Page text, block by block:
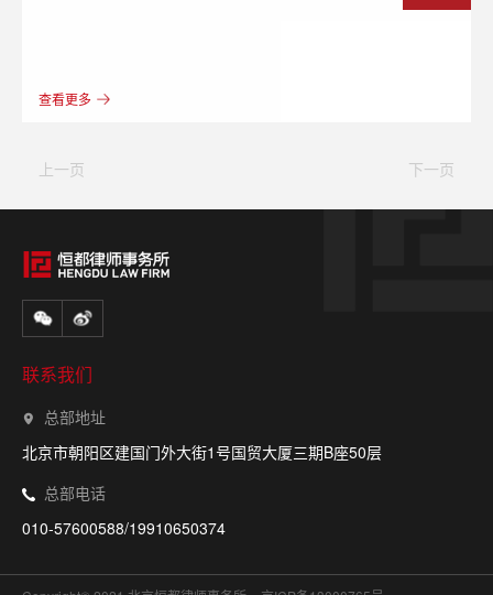
查看更多
上一页 下一页
联系我们
总部地址
北京市朝阳区建国门外大街1号国贸大厦三期B座50层
总部电话
010-57600588/19910650374